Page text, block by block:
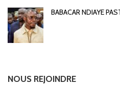
BABACAR NDIAYE
NOUS REJOINDRE